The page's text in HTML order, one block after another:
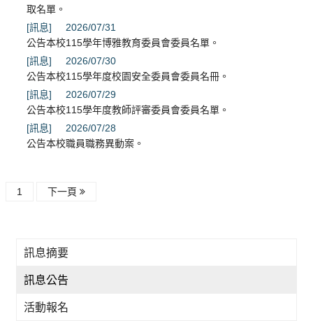
取名單。
[訊息]
2026/07/31
公告本校115學年博雅教育委員會委員名單。
[訊息]
2026/07/30
公告本校115學年度校園安全委員會委員名冊。
[訊息]
2026/07/29
公告本校115學年度教師評審委員會委員名單。
[訊息]
2026/07/28
公告本校職員職務異動案。
1 下一頁
訊息摘要
訊息公告
活動報名